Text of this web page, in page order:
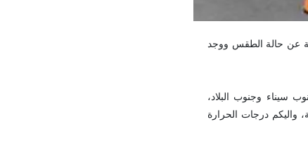
عن حالة الطقس ووجد
سيناء وجنوب البلاد،
واليكم درجات الحرارة